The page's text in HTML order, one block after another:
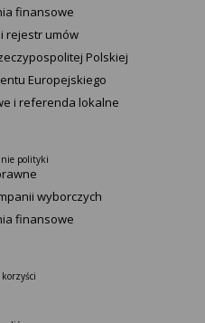
finansowe
rejestr umów
Polskiej
Europejskiego
i referenda lokalne
polityki
wyborczych
finansowe